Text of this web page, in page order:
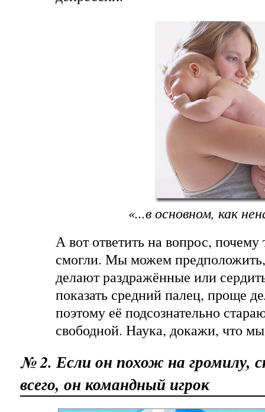
«...в основном, как
А вот ответить на вопрос,
смогли. Мы можем
делают раздражённые или
показать средний палец, проще
поэтому её подсознательно
свободной. Наука, докажи, что
№ 2. Если он похож на громилу,
всего, он командный игрок